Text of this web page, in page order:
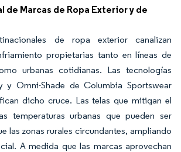
de Marcas de Ropa Exterior y de
de ropa exterior canalizan
propietarias tanto en líneas de
urbanas cotidianas. Las tecnologías
y Omni-Shade de Columbia Sportswear
dicho cruce. Las telas que mitigan el
temperaturas urbanas que pueden ser
las zonas rurales circundantes, ampliando
A medida que las marcas aprovechan